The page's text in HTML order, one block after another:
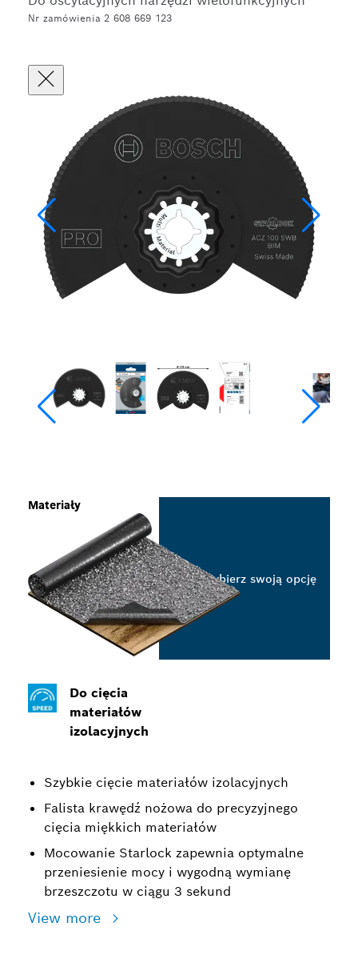
Nr zamówienia 2 608 669 123
Do cięcia
materiałów
izolacyjnych
Szybkie cięcie materiałów izolacyjnych
Falista krawędź nożowa do precyzyjnego
cięcia miękkich materiałów
Mocowanie Starlock zapewnia optymalne
przeniesienie mocy i wygodną wymianę
brzeszczotu w ciągu 3 sekund
View more
Materiały
Wybierz swoją opcję